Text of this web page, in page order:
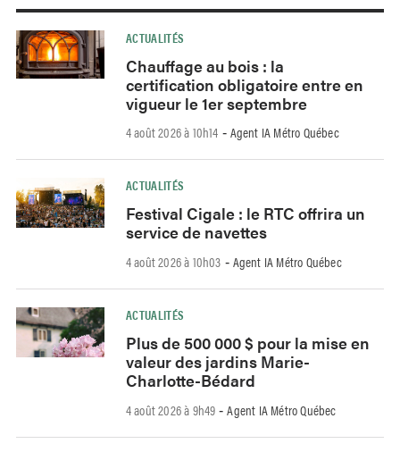
ACTUALITÉS
Chauffage au bois : la
certification obligatoire entre en
vigueur le 1er septembre
4 août 2026 à 10h14 - Agent IA Métro Québec
ACTUALITÉS
Festival Cigale : le RTC offrira un
service de navettes
4 août 2026 à 10h03 - Agent IA Métro Québec
ACTUALITÉS
Plus de 500 000 $ pour la mise en
valeur des jardins Marie-
Charlotte-Bédard
4 août 2026 à 9h49 -Agent IA Métro Québec